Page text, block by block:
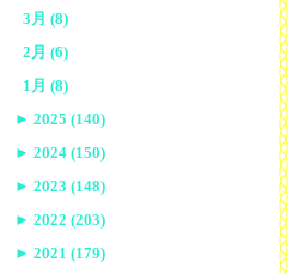
3月 (8)
2月 (6)
1月 (8)
► 2025 (140)
► 2024 (150)
► 2023 (148)
► 2022 (203)
► 2021 (179)